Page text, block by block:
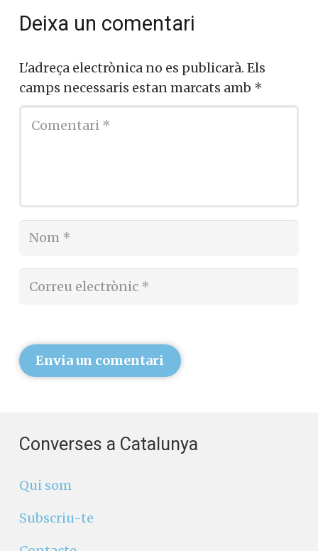
Deixa un comentari
L'adreça electrònica no es publicarà. Els
camps necessaris estan marcats amb *
Envia un comentari
Converses a Catalunya
Qui som
Subscriu-te